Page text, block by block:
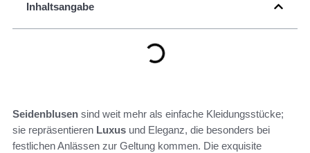
Inhaltsangabe
Seidenblusen sind weit mehr als einfache Kleidungsstücke;
sie repräsentieren Luxus und Eleganz, die besonders bei
festlichen Anlässen zur Geltung kommen. Die exquisite